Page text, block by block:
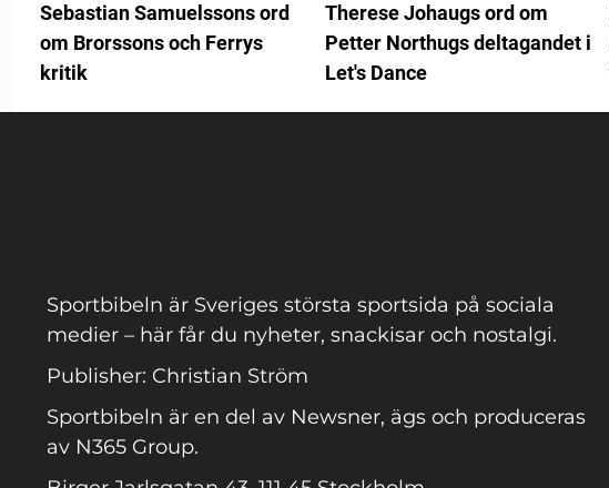
Sebastian Samuelssons ord
om Brorssons och Ferrys
kritik
Therese Johaugs ord om
Petter Northugs deltagandet i
Let's Dance
Sportbibeln är Sveriges största sportsida på sociala
medier – här får du nyheter, snackisar och nostalgi.
Publisher: Christian Ström
Sportbibeln är en del av Newsner, ägs och produceras
av N365 Group.